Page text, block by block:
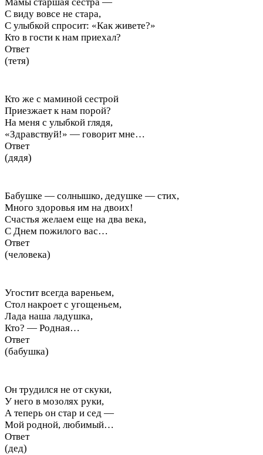
Мамы старшая сестра —
С виду вовсе не стара,
С улыбкой спросит: «Как живете?»
Кто в гости к нам приехал?
Ответ
(тетя)
Кто же с маминой сестрой
Приезжает к нам порой?
На меня с улыбкой глядя,
«Здравствуй!» — говорит мне…
Ответ
(дядя)
Бабушке — солнышко, дедушке — стих,
Много здоровья им на двоих!
Счастья желаем еще на два века,
С Днем пожилого вас…
Ответ
(человека)
Угостит всегда вареньем,
Стол накроет с угощеньем,
Лада наша ладушка,
Кто? — Родная…
Ответ
(бабушка)
Он трудился не от скуки,
У него в мозолях руки,
А теперь он стар и сед —
Мой родной, любимый…
Ответ
(дед)